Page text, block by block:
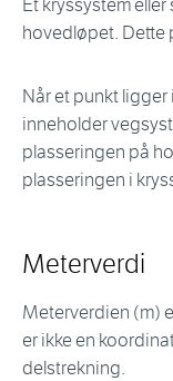
Et kryssystem
hovedløpet. Dette
Når et punkt
inneholder
plasseringen på
plasseringen i
Meterverdi
Meterverdien (m)
er ikke en
delstrekning.